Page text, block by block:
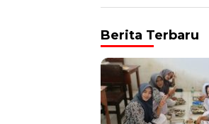
Berita Terbaru